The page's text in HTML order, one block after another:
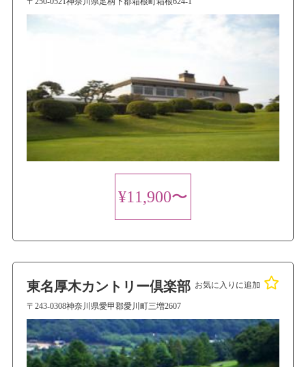
¥11,900〜
東名厚木カントリー倶楽部
〒243-0308神奈川県愛甲郡愛川町三増2607
お気に入りに追加